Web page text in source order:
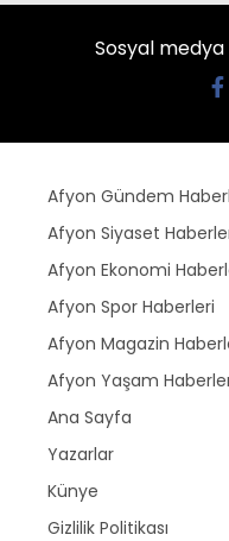
Sosyal medya
Afyon Gündem
Afyon Siyaset
Afyon Ekonomi
Afyon Spor Haberleri
Afyon Magazin
Afyon Yaşam
Ana Sayfa
Yazarlar
Künye
Gizlilik Politikası